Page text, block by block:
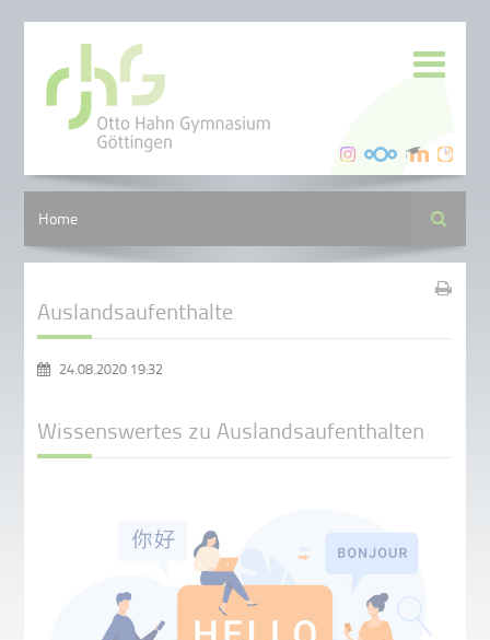
Home Suche
Auslandsaufenthalte
24.08.2020 19:32
Wissenswertes zu Auslandsaufenthalten